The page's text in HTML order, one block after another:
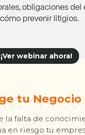
obligaciones del
prevenir litigios.
¡Ver webinar ahora!
tu Negocio
la falta de
en riesgo tu